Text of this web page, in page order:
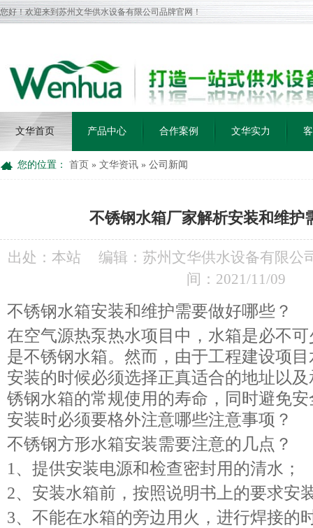
您好！欢迎来到苏州文华供水设备有限公司品牌官网！
文华首页 产品中心 合作案例 文华实力
您的位置： 首页 » 文华资讯 » 公司新闻
不锈钢水箱厂家解析安装和维护
出处：本站
编辑：苏州文华供水设备有限公
间：2021/11/09
不锈钢水箱安装和维护需要做好哪
在空气源热泵热水项目中，水箱是必不
是不锈钢水箱。然而，由于工程建设项
安装的时候必须选择正真适合的地址以
锈钢水箱的常规使用的寿命，同时避免
安装时必须要格外注意哪些注意事
不锈钢方形水箱安装需要注意的几
1、提供安装电源和检查密封用的清
2、安装水箱前，按照说明书上的要
3、不能在水箱的旁边用火，进行焊接的